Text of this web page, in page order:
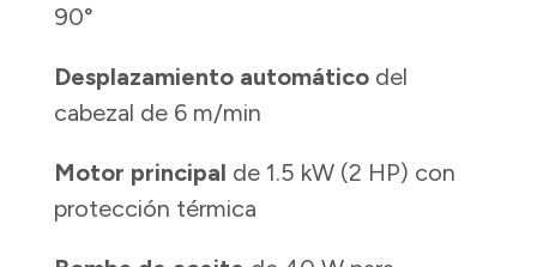
90°
Desplazamiento automáticodel
cabezal de 6 m/min
Motor principal de 1.5 kW (2 HP) con
protección térmica